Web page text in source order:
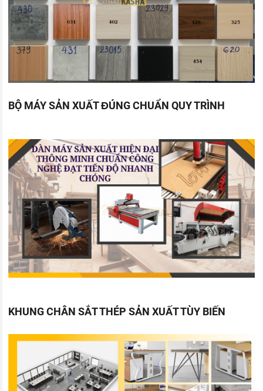
BỘ MÁY SẢN XUẤT ĐÚNG CHUẨN QUY TRÌNH
KHUNG CHÂN SẮT THÉP SẢN XUẤT TÙY BIẾN